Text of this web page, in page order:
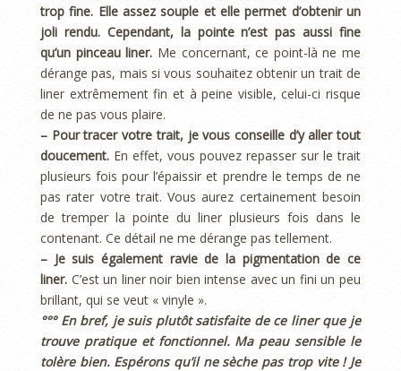
trop fine. Elle assez souple et elle permet d’obtenir un
joli rendu. Cependant, la pointe n’est pas aussi fine
qu’un pinceau liner. Me concernant, ce point-là ne me
dérange pas, mais si vous souhaitez obtenir un trait de
liner extrêmement fin et à peine visible, celui-ci risque
de ne pas vous plaire.
– Pour tracer votre trait, je vous conseille d’y aller tout
doucement. En effet, vous pouvez repasser sur le trait
plusieurs fois pour l’épaissir et prendre le temps de ne
pas rater votre trait. Vous aurez certainement besoin
de tremper la pointe du liner plusieurs fois dans le
contenant. Ce détail ne me dérange pas tellement.
– Je suis également ravie de la pigmentation de ce
liner. C’est un liner noir bien intense avec un fini un peu
brillant, qui se veut « vinyle ».
°°° En bref, je suis plutôt satisfaite de ce liner que je
trouve pratique et fonctionnel. Ma peau sensible le
tolère bien. Espérons qu’il ne sèche pas trop vite ! Je